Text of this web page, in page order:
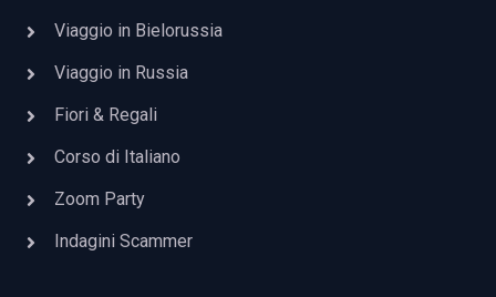
Viaggio in Bielorussia
Viaggio in Russia
Fiori & Regali
Corso di Italiano
Zoom Party
Indagini Scammer